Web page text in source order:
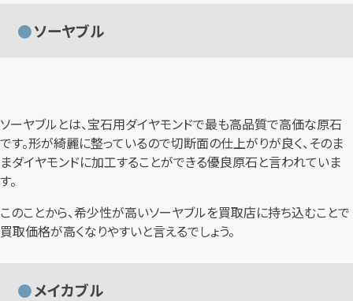
ソーヤブル
ソーヤブルとは、宝石用ダイヤモンドで最も高品質で高価な原石
です。形が綺麗に整っているので切断面の仕上がりが良く、そのま
まダイヤモンドに加工することができる優良原石と言われていま
す。
このことから、希少性が高いソーヤブルを買取店に持ち込むことで
買取価格が高くなりやすいと言えるでしょう。
メイカブル